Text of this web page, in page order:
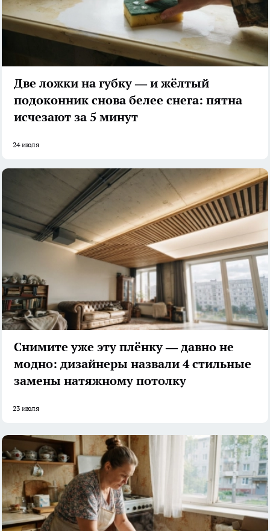
Две ложки на губку — и жёлтый
подоконник снова белее снега: пятна
исчезают за 5 минут
24 июля
Снимите уже эту плёнку — давно не
модно: дизайнеры назвали 4 стильные
замены натяжному потолку
23 июля